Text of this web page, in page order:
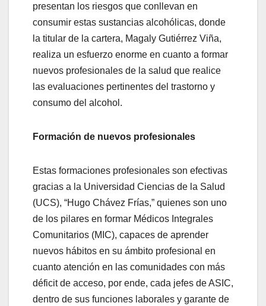
presentan los riesgos que conllevan en
consumir estas sustancias alcohólicas, donde
la titular de la cartera, Magaly Gutiérrez Viña,
realiza un esfuerzo enorme en cuanto a formar
nuevos profesionales de la salud que realice
las evaluaciones pertinentes del trastorno y
consumo del alcohol.
Formación de nuevos profesionales
Estas formaciones profesionales son efectivas
gracias a la Universidad Ciencias de la Salud
(UCS), “Hugo Chávez Frías,” quienes son uno
de los pilares en formar Médicos Integrales
Comunitarios (MIC), capaces de aprender
nuevos hábitos en su ámbito profesional en
cuanto atención en las comunidades con más
déficit de acceso, por ende, cada jefes de ASIC,
dentro de sus funciones laborales y garante de